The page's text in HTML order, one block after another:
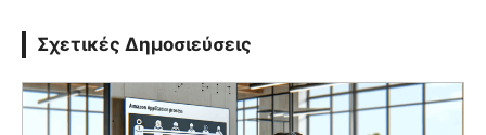
Σχετικές Δημοσιεύσεις